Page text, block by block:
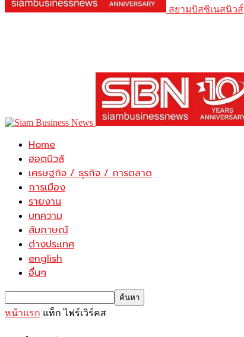
สยามบิสซิเนสนิวส์
Home
ฮอตนิวส์
เศรษฐกิจ / ธุรกิจ / การตลาด
การเมือง
รายงาน
บทความ
สัมภาษณ์
ต่างประเทศ
english
อื่นๆ
หน้าแรก แท็ก ไฟร์เวิร์คส